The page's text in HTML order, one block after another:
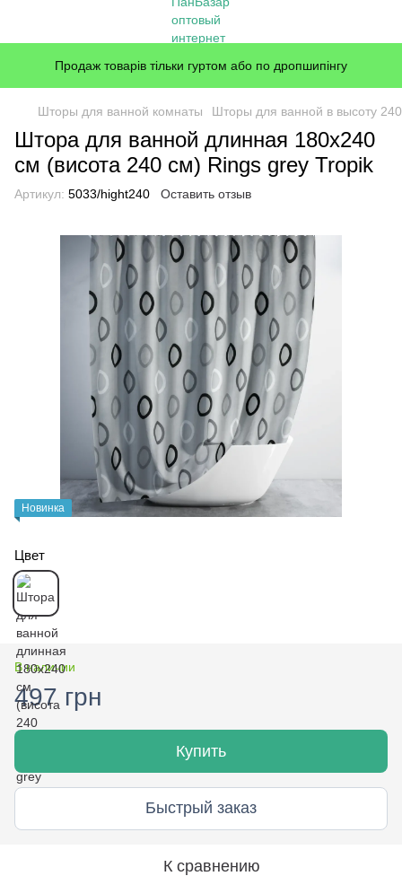
Продаж товарів тільки гуртом або по дропшипінгу
Шторы для ванной комнаты Шторы для ванной в высоту
Штора для ванной длинная 180x240
см (висота 240 см) Rings grey Tropik
Артикул: 5033/hight240 Оставить отзыв
Новинка
Цвет
В наличии
497 грн
Купить
Быстрый заказ
К сравнению